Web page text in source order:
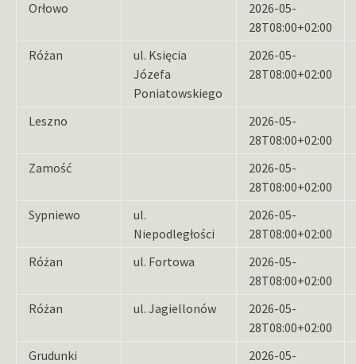
Orłowo
2026-05-
28T08:00+02:00
Różan
ul. Księcia
Józefa
Poniatowskiego
2026-05-
28T08:00+02:00
Leszno
2026-05-
28T08:00+02:00
Zamość
2026-05-
28T08:00+02:00
Sypniewo
ul.
Niepodległości
2026-05-
28T08:00+02:00
Różan
ul. Fortowa
2026-05-
28T08:00+02:00
Różan
ul. Jagiellonów
2026-05-
28T08:00+02:00
Grudunki
2026-05-